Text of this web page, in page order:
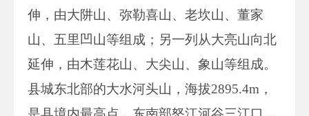
伸，由大阱山、弥勒喜山、老坎山、董家
山、五里凹山等组成；另一列从大亮山向北
延伸，由木莲花山、大尖山、象山等组成。
县城东北部的大水河头山，海拔2895.4m，